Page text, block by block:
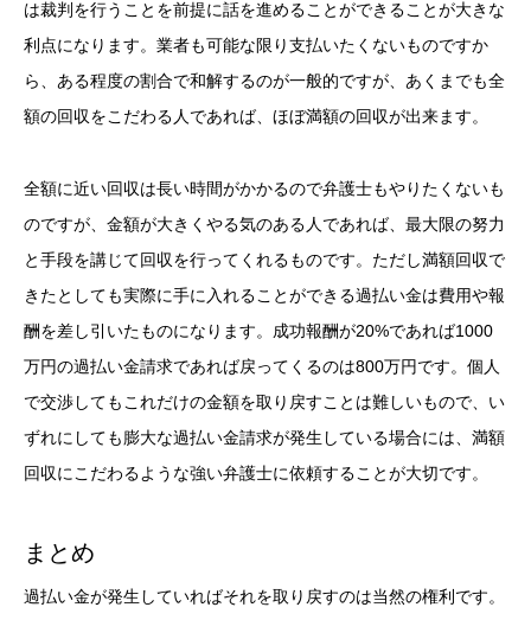
は裁判を行うことを前提に話を進めることができることが大きな
利点になります。業者も可能な限り支払いたくないものですか
ら、ある程度の割合で和解するのが一般的ですが、あくまでも全
額の回収をこだわる人であれば、ほぼ満額の回収が出来ます。
全額に近い回収は長い時間がかかるので弁護士もやりたくないも
のですが、金額が大きくやる気のある人であれば、最大限の努力
と手段を講じて回収を行ってくれるものです。ただし満額回収で
きたとしても実際に手に入れることができる過払い金は費用や報
酬を差し引いたものになります。成功報酬が20%であれば1000
万円の過払い金請求であれば戻ってくるのは800万円です。個人
で交渉してもこれだけの金額を取り戻すことは難しいもので、い
ずれにしても膨大な過払い金請求が発生している場合には、満額
回収にこだわるような強い弁護士に依頼することが大切です。
まとめ
過払い金が発生していればそれを取り戻すのは当然の権利です。